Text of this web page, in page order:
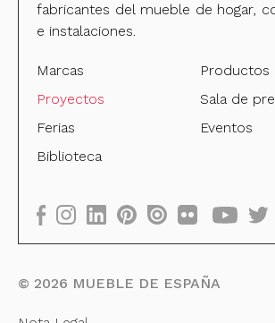
fabricantes del mueble de hogar,
e instalaciones.
Marcas
Productos
Proyectos
Sala de
Ferias
Eventos
Biblioteca
© 2026 MUEBLE DE ESPAÑA